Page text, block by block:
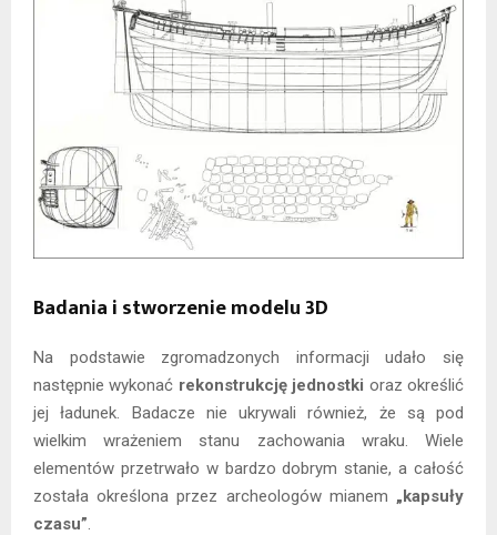
Badania i stworzenie modelu 3D
Na podstawie zgromadzonych informacji udało się
następnie wykonać rekonstrukcję jednostki oraz określić
jej ładunek. Badacze nie ukrywali również, że są pod
wielkim wrażeniem stanu zachowania wraku. Wiele
elementów przetrwało w bardzo dobrym stanie, a całość
została określona przez archeologów mianem „kapsuły
czasu”.